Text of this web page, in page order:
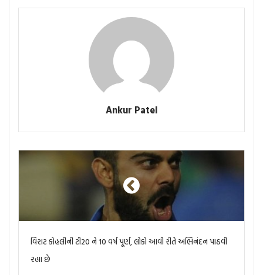
Ankur Patel
વિરાટ કોહલીની ટી20 ને 10 વર્ષ પૂર્ણ, લોકો આવી રીતે અભિનંદન પાઠવી
રહ્યા છે